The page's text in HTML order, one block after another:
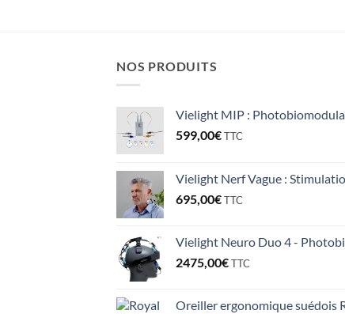
NOS PRODUITS
Vielight MIP :
599,00€TTC
Vielight Nerf Vague :
695,00€TTC
Vielight Neuro Duo 4 -
2475,00€TTC
Oreiller ergonomique suédois